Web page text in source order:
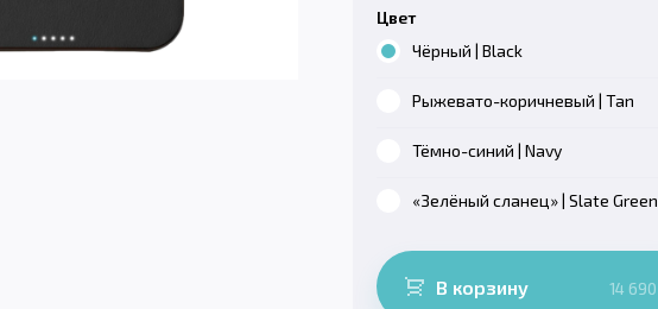
Цвет
Чёрный | Black
Рыжевато-коричневый | Tan
Тёмно-синий | Navy
«Зелёный сланец» | Slate Green
В корзину 14 690